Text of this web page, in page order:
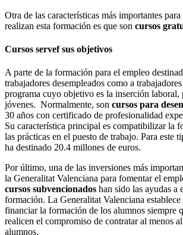
Otra de las características más importantes para
realizan esta formación es que son cursos
Cursos servef sus objetivos
A parte de la formación para el empleo
trabajadores desempleados como a
programa cuyo objetivo es la inserción laboral,
jóvenes. Normalmente, son cursos para
30 años con certificado de profesionalidad
Su característica principal es compatibilizar la
las prácticas en el puesto de trabajo. Para este
ha destinado 20.4 millones de euros.
Por último, una de las inversiones más
la Generalitat Valenciana para fomentar el
cursos subvencionados han sido las ayudas a
formación. La Generalitat Valenciana establece
financiar la formación de los alumnos siempre
realicen el compromiso de contratar al menos
alumnos.